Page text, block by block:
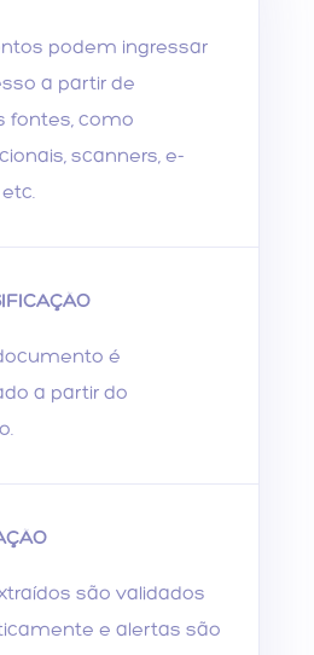
podem ingressar
a partir de
fontes, como
scanners, e-
etc.
é
a partir do
são validados
e alertas são